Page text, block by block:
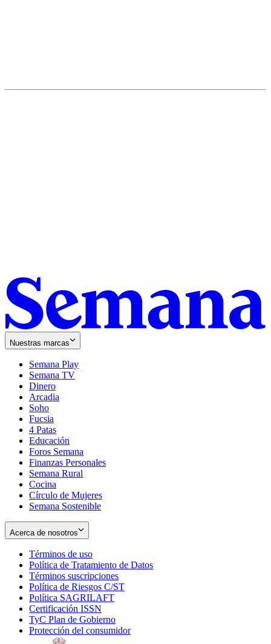
Nuestras marcas
Semana Play
Semana TV
Dinero
Arcadia
Soho
in
new
window
Fucsia
in
new
window
4 Patas
Educación
Foros Semana
Finanzas Personales
Semana Rural
Cocina
Círculo de Mujeres
Semana Sostenible
Acerca de nosotros
Términos de uso
in
new
window
Política de Tratamiento de Datos
Términos suscripciones
in
Política de Riesgos C/ST
Política SAGRILAFT
new
window
Certificación ISSN
in
new
TyC Plan de Gobierno
in
Protección del consumidorOpens